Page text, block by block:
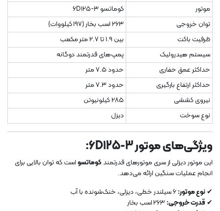
موتور
کوماتسو 6D125-3
توان خروجی
263 اسب بخار (197 کیلووات)
ظرفیت باکت
بین 1.9 تا 2.7 متر مکعب
سیستم هیدرولیک
پمپ‌های قدرتمند دوگانه
حداکثر عمق حفاری
حدود 7.5 متر
حداکثر ارتفاع بارگیری
حدود 7.3 متر
نیروی کششی
285 کیلونیوتن
نوع سوخت
دیزل
ویژگی‌های موتور 6D125-3:
این موتور دیزلی از سری موتورهای قدرتمندکوماتسواست که توان بالایی برای
انجام عملیات سنگین ارائه می‌دهد.
✔نوع موتور:
✔ قدرت خروجی: